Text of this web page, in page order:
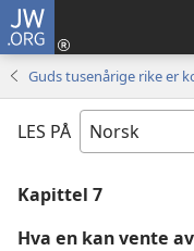
JW.ORG
Guds tusenårige rike er
LES PÅ
Kapittel 7
Hva en kan vente